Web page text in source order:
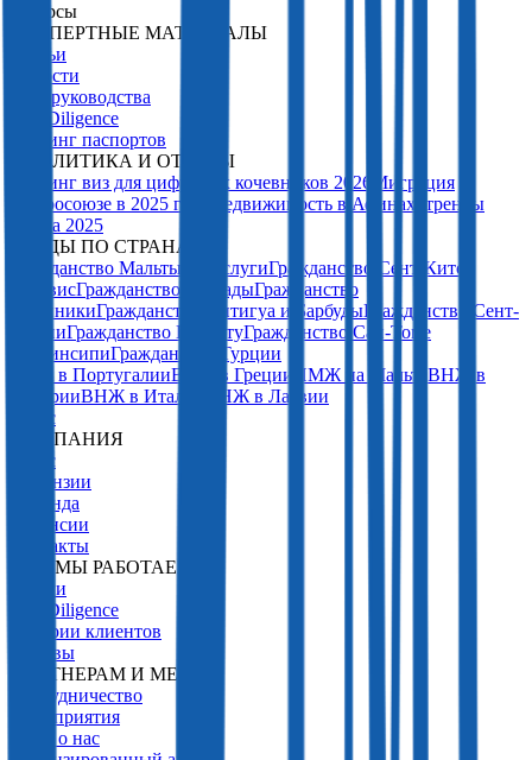
Ресурсы
ЭКСПЕРТНЫЕ МАТЕРИАЛЫ
Статьи
Новости
PDF-руководства
Due Diligence
Рейтинг паспортов
АНАЛИТИКА И ОТЧЕТЫ
Рейтинг виз для цифровых кочевников 2026
Миграция
в Евросоюзе в 2025 году
Недвижимость в Афинах: тренды
рынка 2025
ГАЙДЫ ПО СТРАНАМ
Гражданство Мальты за заслугиГражданство Сент-Китс
и НевисГражданство ГренадыГражданство
ДоминикиГражданство Антигуа и БарбудыГражданство Сент-
ЛюсииГражданство ВануатуГражданство Сан-Томе
и ПринсипиГражданство Турции
ВНЖ в ПортугалииВНЖ в Греции ПМЖ на Мальте ВНЖ в
ВенгрииВНЖ в Италии
ВНЖ в Латвии
О нас
КОМПАНИЯ
О нас
Лицензии
Команда
Вакансии
Контакты
КАК МЫ РАБОТАЕМ
Услуги
Due Diligence
Истории клиентов
Отзывы
ПАРТНЕРАМ И МЕДИА
Сотрудничество
Мероприятия
СМИ о нас